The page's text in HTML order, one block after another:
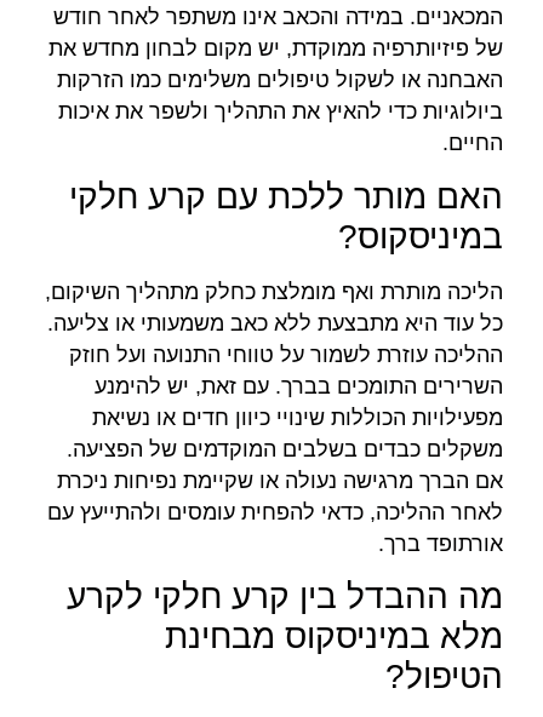
המכאניים. במידה והכאב אינו משתפר לאחר חודש
של פיזיותרפיה ממוקדת, יש מקום לבחון מחדש את
האבחנה או לשקול טיפולים משלימים כמו הזרקות
ביולוגיות כדי להאיץ את התהליך ולשפר את איכות
החיים.
האם מותר ללכת עם קרע חלקי
במיניסקוס?
הליכה מותרת ואף מומלצת כחלק מתהליך השיקום,
כל עוד היא מתבצעת ללא כאב משמעותי או צליעה.
ההליכה עוזרת לשמור על טווחי התנועה ועל חוזק
השרירים התומכים בברך. עם זאת, יש להימנע
מפעילויות הכוללות שינויי כיוון חדים או נשיאת
משקלים כבדים בשלבים המוקדמים של הפציעה.
אם הברך מרגישה נעולה או שקיימת נפיחות ניכרת
לאחר ההליכה, כדאי להפחית עומסים ולהתייעץ עם
אורתופד ברך.
מה ההבדל בין קרע חלקי לקרע
מלא במיניסקוס מבחינת
הטיפול?